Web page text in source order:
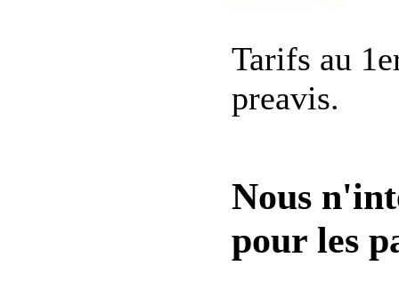
Tarifs au
preavis.
Nous
pour les